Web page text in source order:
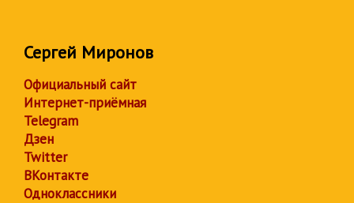
Сергей Миронов
Официальный сайт
Интернет-приёмная
Telegram
Дзен
Twitter
ВКонтакте
Одноклассники